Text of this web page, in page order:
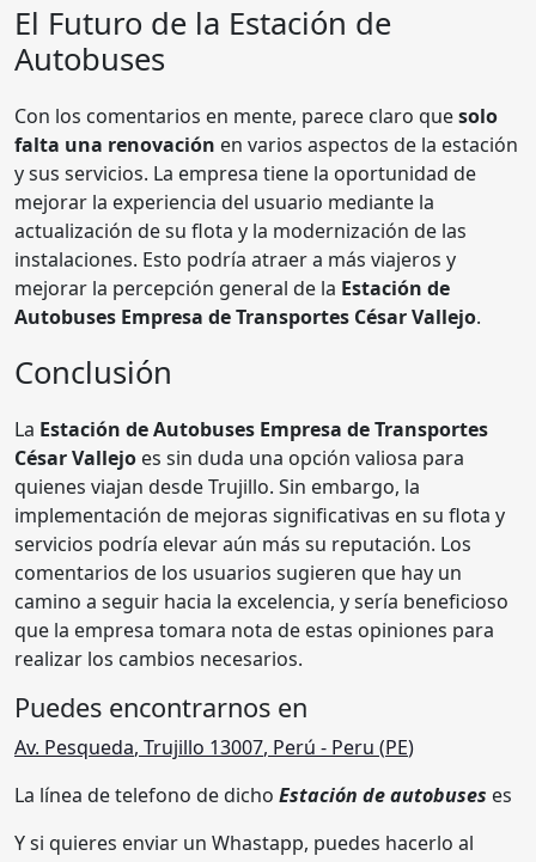
El Futuro de la Estación de
Autobuses
Con los comentarios en mente, parece claro quesolo
falta una renovación en varios aspectos de la estación
y sus servicios. La empresa tiene la oportunidad de
mejorar la experiencia del usuario mediante la
actualización de su flota y la modernización de las
instalaciones. Esto podría atraer a más viajeros y
mejorar la percepción general de la Estación de
Autobuses Empresa de Transportes César Vallejo.
Conclusión
La Estación de Autobuses Empresa de Transportes
César Vallejo es sin duda una opción valiosa para
quienes viajan desde Trujillo. Sin embargo, la
implementación de mejoras significativas en su flota y
servicios podría elevar aún más su reputación. Los
comentarios de los usuarios sugieren que hay un
camino a seguir hacia la excelencia, y sería beneficioso
que la empresa tomara nota de estas opiniones para
realizar los cambios necesarios.
Puedes encontrarnos en
Av. Pesqueda, Trujillo 13007, Perú - Peru (PE)
La línea de telefono de dicho Estación de autobuses es
Y si quieres enviar un Whastapp, puedes hacerlo al